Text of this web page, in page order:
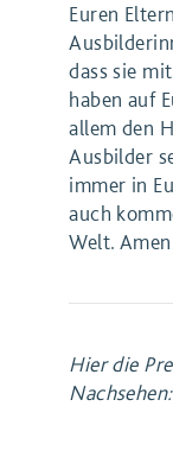
Euren
dass sie
haben auf
allem den
Ausbilder
immer in
auch
Welt.
Hier die
Nachsehen: